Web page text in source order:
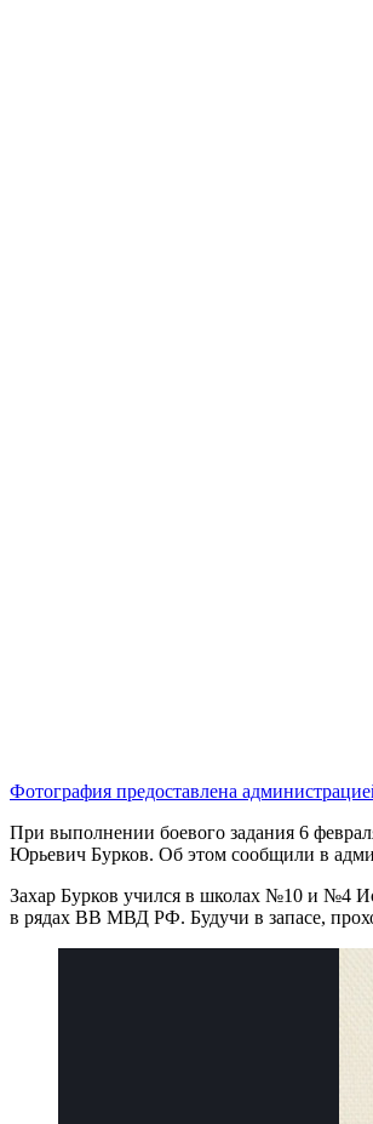
Фотография предоставлена
При выполнении боевого задания 6
Юрьевич Бурков. Об этом сообщили в
Захар Бурков учился в школах №10 и №4
в рядах ВВ МВД РФ. Будучи в запасе,